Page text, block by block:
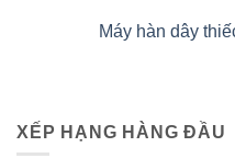
Máy hàn dây
XẾP HẠNG HÀNG ĐẦU